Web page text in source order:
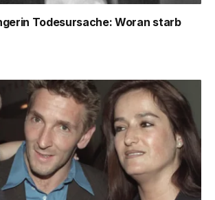
Todesursache: Woran starb